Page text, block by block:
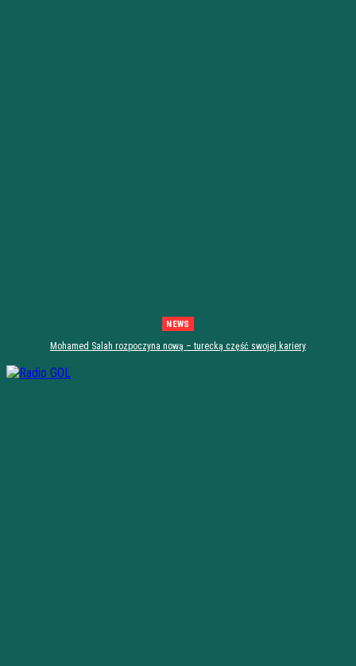
NEWS
Mohamed Salah rozpoczyna nową – turecką część swojej kariery